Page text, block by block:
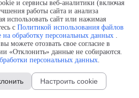
функция “Легкий старт”,
и настройка параметров для
IP 54 (0,75 – 22 кВт)
протокол коммуникации LS
модуль (0,75 – 22 кВт)
фильтра EMC (0,75 – 22 кВт)
и сервисы веб-аналитики (включая
работы сайта и анализа
использовать сайт или нажимая
с Политикой использования файлов
на обработку персональных данных .
можете отозвать свое согласие в
«Отклонить» данные не собираются.
персональных данных.
Настроить cookie